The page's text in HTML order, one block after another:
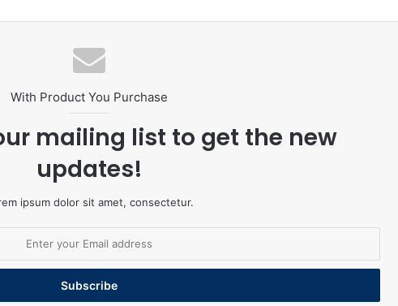
With Product You Purchase
mailing list to get the new
updates!
ipsum dolor sit amet, consectetur.